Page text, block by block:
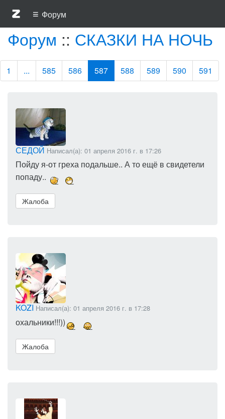
≡ Форум
Форум :: СКАЗКИ НА НОЧЬ
1 ... 585 586 587 588 589 590 591
СЕДОЙ Написал(а): 01 апреля 2016 г. в 17:26
Пойду я-от греха подальше.. А то ещё в свидетели
попаду..
Жалоба
KOZI Написал(а): 01 апреля 2016 г. в 17:28
охальники!!!))
Жалоба